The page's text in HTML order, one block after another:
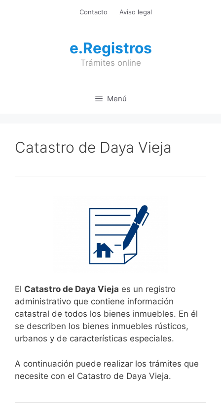
Contacto Aviso legal
e.Registros
Trámites online
Menú
Catastro de Daya Vieja
El Catastro de Daya Vieja es un registro
administrativo que contiene información
catastral de todos los bienes inmuebles. En él
se describen los bienes inmuebles rústicos,
urbanos y de características especiales.
A continuación puede realizar los trámites que
necesite con el Catastro de Daya Vieja.